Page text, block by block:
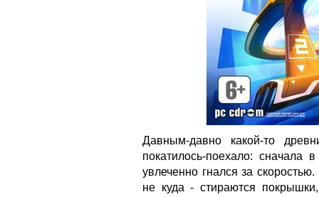
Давным-давно какой-то
покатилось-поехало: сначала
увлеченно гнался за
не куда - стираются